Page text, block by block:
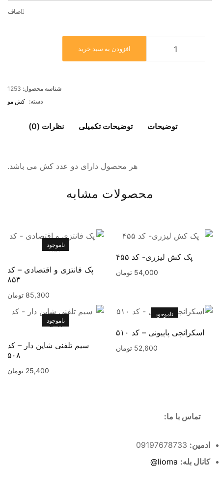
صاف
افزودن به سبد خرید
شناسه محصول: 1253
دسته: کش مو
توضیحات توضیحات تکمیلی نظرات (0)
هر محصول دارای دو عدد کش می باشد.
محصولات مشابه
پک کش لیزری- کد ۴۵۵
54,000 تومان
ناموجود
پک فانتزی و اقتصادی – کد
۸۵۳
85,300 تومان
ناموجود
اسکرانچی پاپیونی – کد ۵۱۰
52,600 تومان
ناموجود
سیم تلفنی شاین دار – کد
۵۰۸
25,400 تومان
تماس با ما:
ادمین:
کانال بله: lioma@